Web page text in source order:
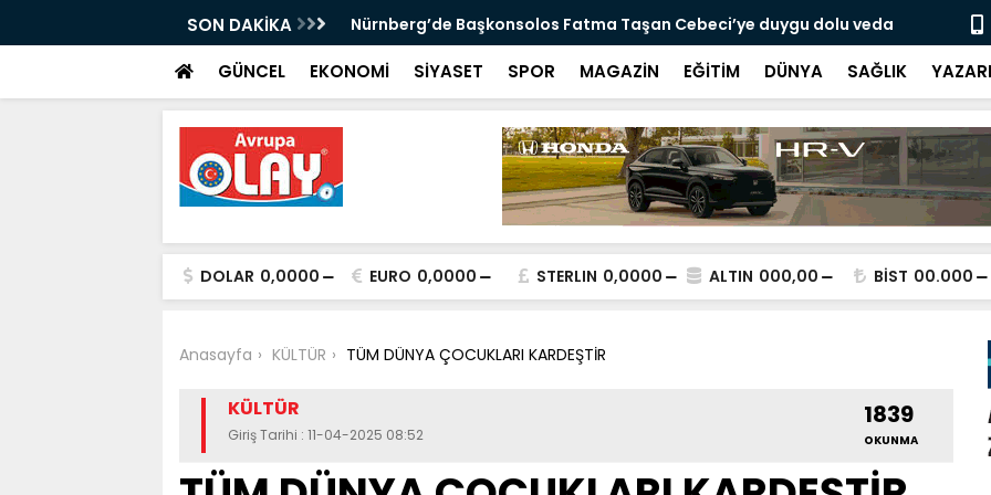
SON DAKİKA
Sırbistan'ın Ardından
ve Ahmetović'e Resmî Yanıt
Nürnberg’de Başkonsolos Fatma Taşan Cebeci’ye duygu dolu veda
Hannover
rahmetine
GÜNCEL EKONOMİ SİYASET SPOR MAGAZİN EĞİTİM DÜNYA SAĞLIK
DOLAR 0,0000 EURO 0,0000 STERLIN 0,0000 ALTIN 000,00 BİST 00.000
Anasayfa KÜLTÜR TÜM DÜNYA ÇOCUKLARI KARDEŞTİR
KÜLTÜR
Giriş Tarihi : 11-04-2025 08:52
1839
OKUNMA